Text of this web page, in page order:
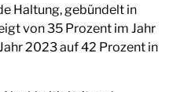
Haltung, gebündelt in
von 35 Prozent im Jahr
2023 auf 42 Prozent in